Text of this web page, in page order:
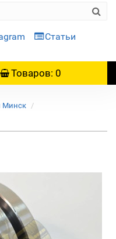
Статьи
Товаров: 0
Минск